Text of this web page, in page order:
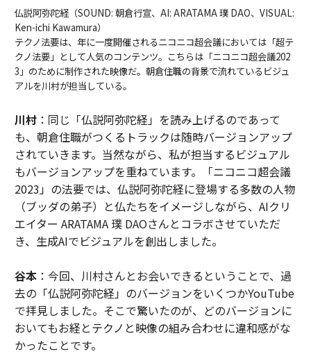
仏説阿弥陀経（SOUND: 朝倉行宣、AI: ARATAMA 璞 DAO、VISUAL:
Ken-ichi Kawamura）
テクノ法要は、年に一度開催されるニコニコ超会議においては「超テ
クノ法要」として人気のコンテンツ。こちらは「ニコニコ超会議202
3」のために制作された映像だ。朝倉住職の背景で流れているビジュ
アルを川村が担当している。
川村：同じ「仏説阿弥陀経」を読み上げるのであって
も、朝倉住職がつくるトラックは随時バージョンアップ
されていきます。当然ながら、私が担当するビジュアル
もバージョンアップを重ねています。「ニコニコ超会議
2023」の法要では、仏説阿弥陀経に登場する多数の人物
（ブッダの弟子）と仏たちをイメージしながら、AIクリ
エイター ARATAMA 璞 DAOさんとコラボさせていただ
き、生成AIでビジュアルを創出しました。
谷本：今回、川村さんとお会いできるということで、過
去の「仏説阿弥陀経」のバージョンをいくつかYouTube
で拝見しました。そこで驚いたのが、どのバージョンに
おいてもお経とテクノと映像の組み合わせに違和感がな
かったことです。